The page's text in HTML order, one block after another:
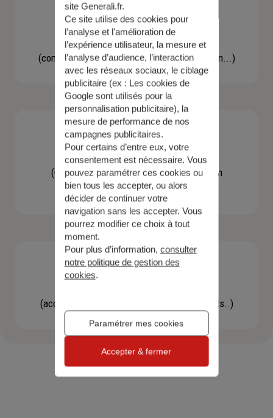
Demande d'information
(concernant une actualité, une réglementation...)
Contacter un agent
(Obtenir un devis, une information, faire un
bilan...)
(accéder à l'espace client, gérer mes contrats..)
site Generali.fr.
Ce site utilise des cookies pour
l’analyse et l'amélioration de
l’expérience utilisateur, la mesure et
l’analyse d’audience, l’interaction
avec les réseaux sociaux, le ciblage
publicitaire (ex : Les cookies de
Google sont utilisés pour la
personnalisation publicitaire), la
mesure de performance de nos
campagnes publicitaires.
Pour certains d’entre eux, votre
consentement est nécessaire. Vous
pouvez paramétrer ces cookies ou
bien tous les accepter, ou alors
décider de continuer votre
navigation sans les accepter. Vous
pourrez modifier ce choix à tout
moment.
Pour plus d’information, consulter
notre politique de gestion des
cookies.
Paramétrer mes cookies
Accepter & fermer